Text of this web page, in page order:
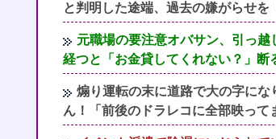
と判明した途端、過去の嫌がらせ
元職場の要注意オバサン、引っ
経つと「お金貸してくれない？」
煽り運転の末に道路で大の字に
ん！「前後のドラレコに全部映っ